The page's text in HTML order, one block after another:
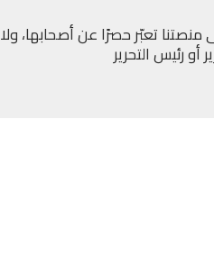
تعبّر حصرًا عن أصحابها، ولا
أو رئيس التحرير